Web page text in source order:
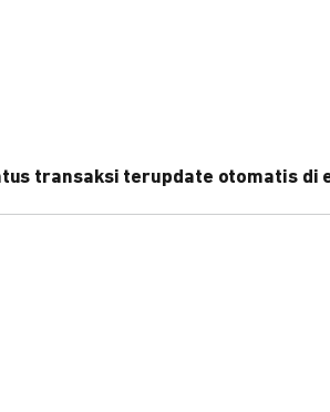
transaksi terupdate otomatis di